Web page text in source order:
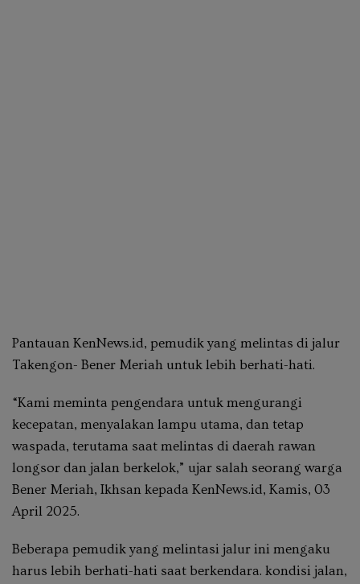
Pantauan KenNews.id, pemudik yang melintas di jalur
Takengon- Bener Meriah untuk lebih berhati-hati.
“Kami meminta pengendara untuk mengurangi
kecepatan, menyalakan lampu utama, dan tetap
waspada, terutama saat melintas di daerah rawan
longsor dan jalan berkelok,” ujar salah seorang warga
Bener Meriah, Ikhsan kepada KenNews.id, Kamis, 03
April 2025.
Beberapa pemudik yang melintasi jalur ini mengaku
harus lebih berhati-hati saat berkendara. kondisi jalan,